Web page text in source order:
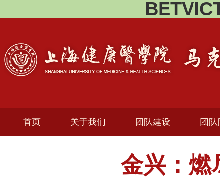
首页 关于我们 团队建设 团
金兴：燃